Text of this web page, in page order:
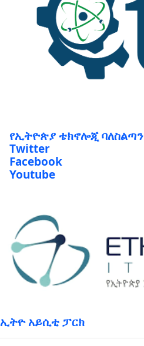
የኢትዮጵያ ቴክኖሎጂ ባለስልጣን
Twitter
Facebook
Youtube
ኢትዮ አይሲቲ ፓርክ